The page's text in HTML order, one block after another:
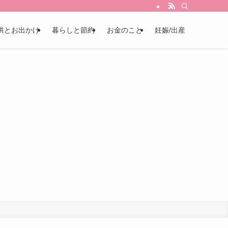
とお出かけ 暮らしと節約 お金のこと 妊娠/出産